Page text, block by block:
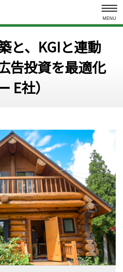
MENU
と、KGIと連動
告投資を最適化
E社）